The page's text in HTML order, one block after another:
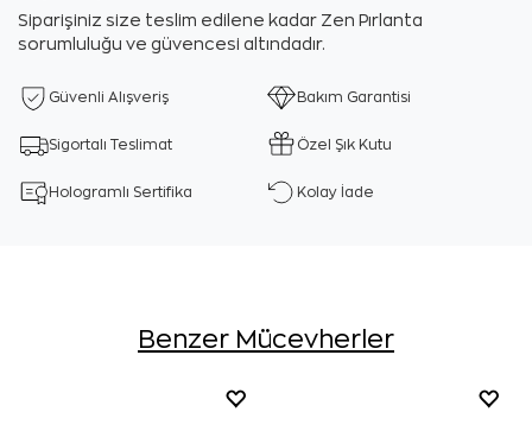
Siparişiniz size teslim edilene kadar Zen Pırlanta
sorumluluğu ve güvencesi altındadır.
Güvenli Alışveriş Bakım Garantisi
Sigortalı Teslimat Özel Şık Kutu
Hologramlı Sertifika Kolay İade
Benzer Mücevherler